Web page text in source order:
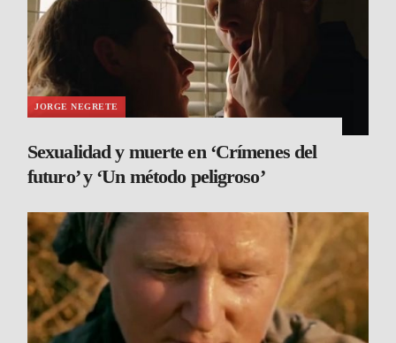
JORGE NEGRETE
Sexualidad y muerte en ‘Crímenes del
futuro’ y ‘Un método peligroso’